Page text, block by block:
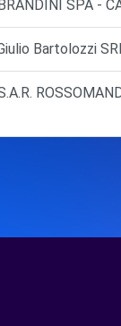
SPA -
Bartolozzi